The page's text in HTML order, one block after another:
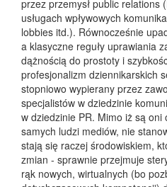
przez przemysł public relations
usługach wpływowych
lobbies itd.). Równocześnie
a klasyczne reguły uprawiania
dążnością do prostoty i
profesjonalizm dziennikarskich
stopniowo wypierany przez
specjalistów w dziedzinie
w dziedzinie PR. Mimo iż są
samych ludzi mediów, nie
stają się raczej środowiskiem,
zmian - sprawnie przejmuje
rąk nowych, wirtualnych (bo